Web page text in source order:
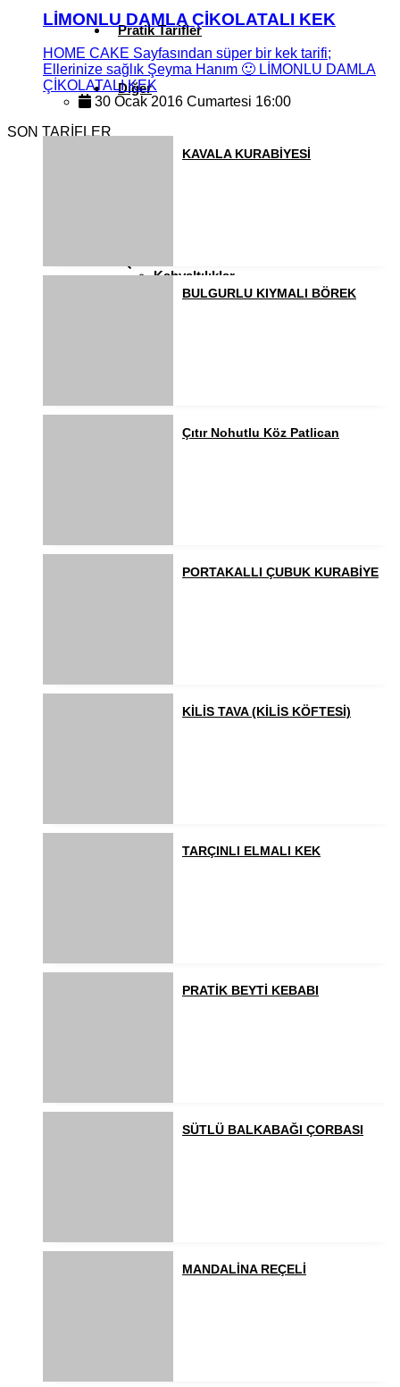
Pratik Tarifler
Diğer
Ramazan Yemekleri
Kahvaltılıklar
LİMONLU DAMLA ÇİKOLATALI KEK
HOME CAKE Sayfasından süper bir kek tarifi;
Ellerinize sağlık Şeyma Hanım 🙂 LİMONLU DAMLA
ÇİKOLATALI KEK
30 Ocak 2016 Cumartesi 16:00
SON TARİFLER
KAVALA KURABİYESİ
BULGURLU KIYMALI BÖREK
Çıtır Nohutlu Köz Patlican
PORTAKALLI ÇUBUK KURABİYE
KİLİS TAVA (KİLİS KÖFTESİ)
TARÇINLI ELMALI KEK
PRATİK BEYTİ KEBABI
SÜTLÜ BALKABAĞI ÇORBASI
MANDALİNA REÇELİ